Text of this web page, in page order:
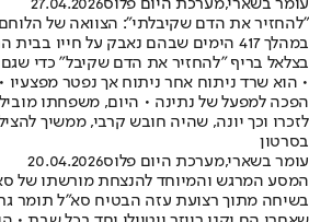
עומר בשארי,מערכת היום פלוס27.04.2026
"להחזיר את הדם שקיבלתי": הצוואה של הלוחם
במהלך 417 הימים שבהם נאבק על חייו
בצלאל בריף "להחזיר את הדם שקיבל" כדי שגם
• הוא שרד ניתוח אחר ניתוח אך נפטר
הפכה למפעל של נתינה • היום, משפחתו
לזכרו וכך יונה, שהיה חובש קרבי, ממשיך
בסרטון
עומר בשארי,מערכת היום פלוס20.04.2026
המסע המרגש והמיוחד להנצחת מורשתו של
בשיחה מתוך רצועת עזה הבטיח סא"ל תומר